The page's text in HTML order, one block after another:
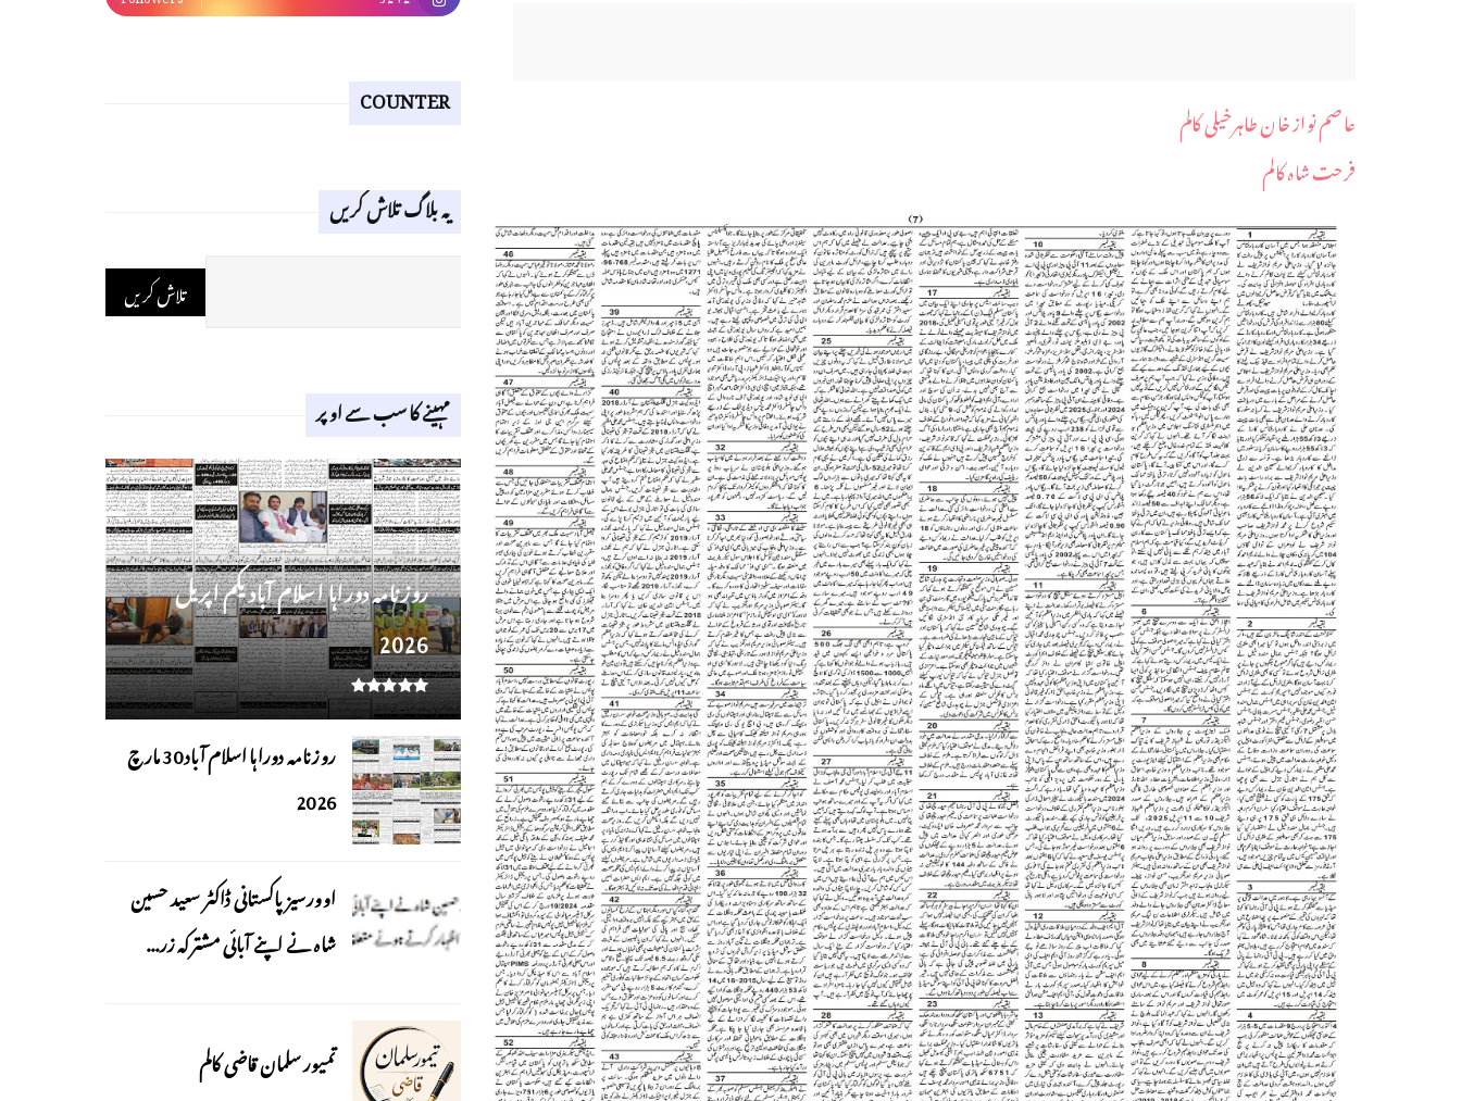
عاصم نواز خان طاہرخیلی کالم
فرحت شاہ کالم
COUNTER
یہ بلاگ تلاش کریں
مہینے کا سب سے اوپر
روز نامہ دوراہا اسلام آباد یکم اپریل
2026
روزنامہ دوراہا اسلام آباد 30 مارچ
2026
اوورسیز پاکستانی ڈاکٹر سعید حسین
شاہ نے اپنے آبائی مشترکہ زر...
تمیور سلمان قاضی کالم